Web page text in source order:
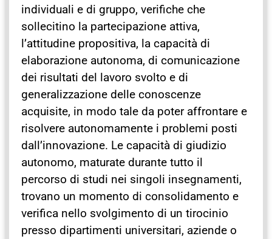
individuali e di gruppo, verifiche che
sollecitino la partecipazione attiva,
l’attitudine propositiva, la capacità di
elaborazione autonoma, di comunicazione
dei risultati del lavoro svolto e di
generalizzazione delle conoscenze
acquisite, in modo tale da poter affrontare e
risolvere autonomamente i problemi posti
dall’innovazione. Le capacità di giudizio
autonomo, maturate durante tutto il
percorso di studi nei singoli insegnamenti,
trovano un momento di consolidamento e
verifica nello svolgimento di un tirocinio
presso dipartimenti universitari, aziende o